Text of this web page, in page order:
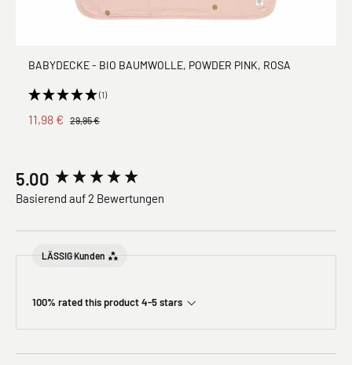
BABYDECKE - BIO BAUMWOLLE, POWDER PINK, ROSA
(1)
11,98 € 29,95 €
5.00
Basierend auf 2 Bewertungen
LÄSSIG Kunden
100% rated this product 4-5 stars
New content loaded